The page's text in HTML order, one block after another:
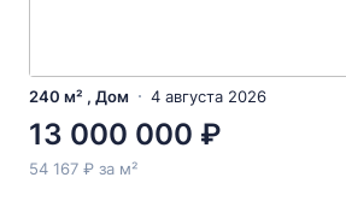
240 м² , Дом 4 августа 2026
13 000 000 ₽
54 167 ₽ за м²